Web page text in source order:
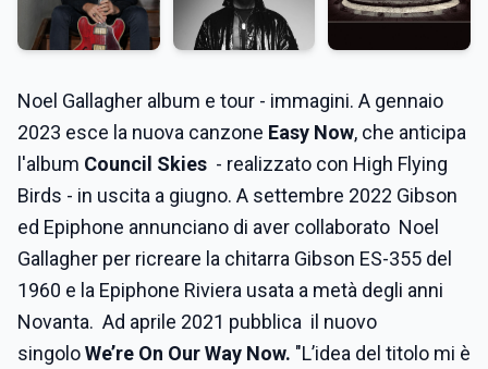
Noel Gallagher album e tour - immagini. A gennaio
2023 esce la nuova canzone Easy Now, che anticipa
l'album Council Skies - realizzato con High Flying
Birds - in uscita a giugno. A settembre 2022 Gibson
ed Epiphone annunciano di aver collaborato Noel
Gallagher per ricreare la chitarra Gibson ES-355 del
1960 e la Epiphone Riviera usata a metà degli anni
Novanta. Ad aprile 2021 pubblica il nuovo
singoloWe’re On Our Way Now. "L’idea del titolo mi è